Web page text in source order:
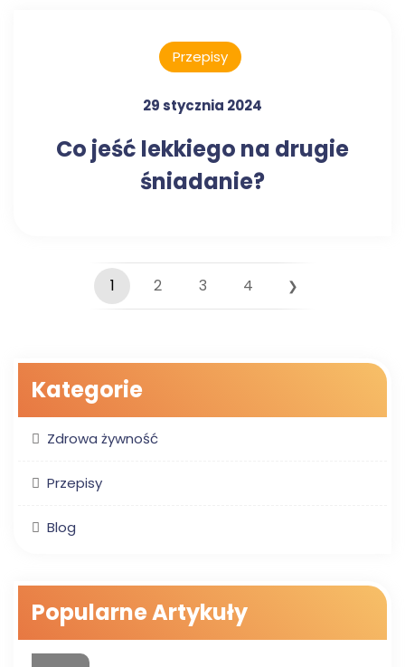
Przepisy
29 stycznia 2024
Co jeść lekkiego na drugie
śniadanie?
1 2 3 4 ❯
Kategorie
Zdrowa żywność
Przepisy
Blog
Popularne Artykuły